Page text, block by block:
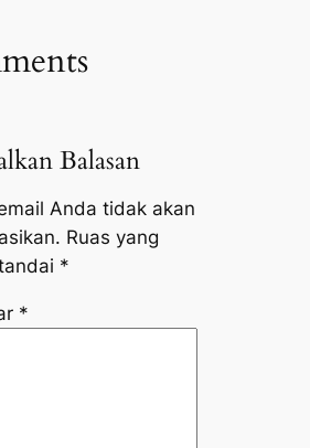
Balasan
Anda tidak akan
Ruas yang
*
*